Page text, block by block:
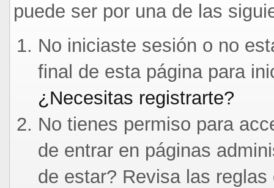
puede ser por una de las
No iniciaste sesión o no
final de esta página para
¿Necesitas registrarte?
No tienes permiso para
de entrar en páginas
de estar? Revisa las